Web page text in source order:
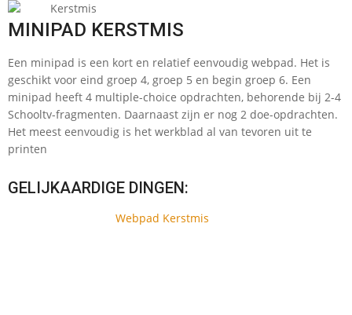
Kerstmis
MINIPAD KERSTMIS
Een minipad is een kort en relatief eenvoudig webpad. Het is
geschikt voor eind groep 4, groep 5 en begin groep 6. Een
minipad heeft 4 multiple-choice opdrachten, behorende bij 2-4
Schooltv-fragmenten. Daarnaast zijn er nog 2 doe-opdrachten.
Het meest eenvoudig is het werkblad al van tevoren uit te
printen
GELIJKAARDIGE DINGEN:
Webpad Kerstmis